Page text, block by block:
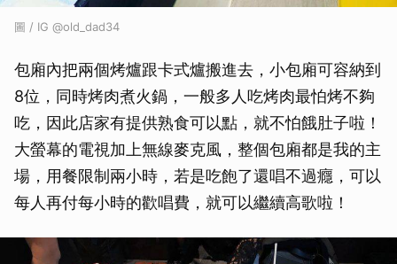
圖 / IG @old_dad34
包廂內把兩個烤爐跟卡式爐搬進去，小包廂可容納到
8位，同時烤肉煮火鍋，一般多人吃烤肉最怕烤不夠
吃，因此店家有提供熟食可以點，就不怕餓肚子啦！
大螢幕的電視加上無線麥克風，整個包廂都是我的主
場，用餐限制兩小時，若是吃飽了還唱不過癮，可以
每人再付每小時的歡唱費，就可以繼續高歌啦！